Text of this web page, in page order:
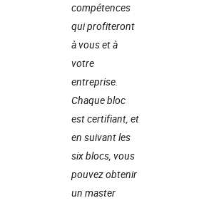
compétences
qui profiteront
à vous et à
votre
entreprise.
Chaque bloc
est certifiant, et
en suivant les
six blocs, vous
pouvez obtenir
un master